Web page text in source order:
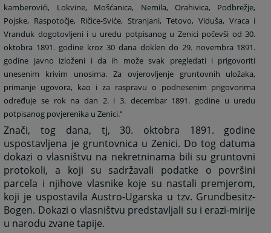
kamberovići, Lokvine, Mošćanica, Nemila, Orahivica, Podbrežje,
Pojske, Raspotočje, Ričice-Sviće, Stranjani, Tetovo, Viduša, Vraca i
Vranduk dogotovljeni i u uredu potpisanog u Zenici počevši od 30.
oktobra 1891. godine kroz 30 dana doklen do 29. novembra 1891.
godine javno izloženi i da ih može svak pregledati i prigovoriti
unesenim krivim unosima. Za ovjerovljenje gruntovnih uložaka,
primanje ugovora, kao i za raspravu o podnesenim prigovorima
određuje se rok na dan 2. i 3. decembar 1891. godine u uredu
potpisanog povjerenika u Zenici.“
Znači, tog dana, tj, 30. oktobra 1891. godine
uspostavljena je gruntovnica u Zenici. Do tog datuma
dokazi o vlasništvu na nekretninama bili su gruntovni
protokoli, a koji su sadržavali podatke o površini
parcela i njihove vlasnike koje su nastali premjerom,
koji je uspostavila Austro-Ugarska u tzv. Grundbesitz-
Bogen. Dokazi o vlasništvu predstavljali su i erazi-mirije
u narodu zvane tapije.